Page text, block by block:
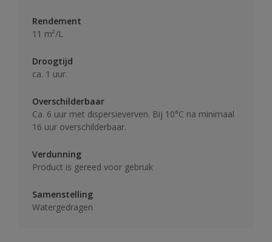
Rendement
11 m²/L
Droogtijd
ca. 1 uur.
Overschilderbaar
Ca. 6 uur met dispersieverven. Bij 10°C na minimaal
16 uur overschilderbaar.
Verdunning
Product is gereed voor gebruik
Samenstelling
Watergedragen